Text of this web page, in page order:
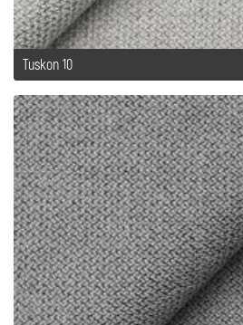
Tuskon 10